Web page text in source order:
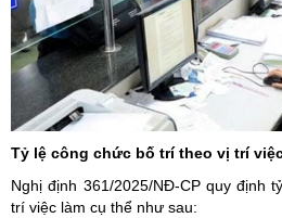
Tỷ lệ công chức bố trí theo vị trí
Nghị định 361/2025/NĐ-CP quy định
trí việc làm cụ thể như sau: